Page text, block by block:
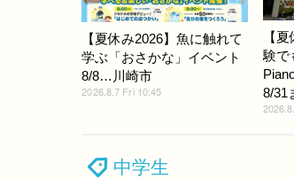
【夏休み2026】魚に触れて
学ぶ「おさかな」イベント
8/8…川崎市
2026.8.7 Fri 10:45
【
験で
8/31
中学生